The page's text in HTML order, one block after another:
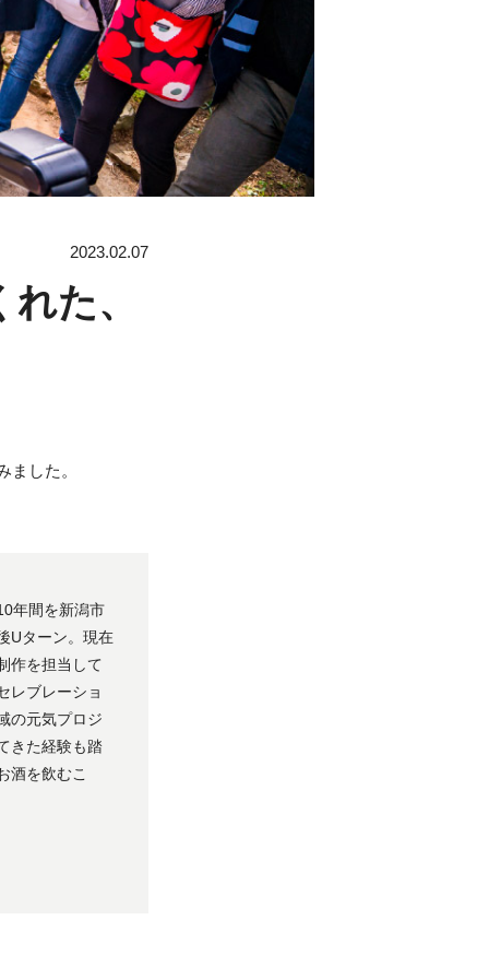
2023.02.07
た、
した。
年間を新潟市
Uターン。現在
作を担当して
レブレーショ
の元気プロジ
きた経験も踏
酒を飲むこ